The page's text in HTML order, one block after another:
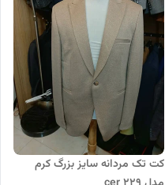
کت تک مردانه سایز بزرگ کرم